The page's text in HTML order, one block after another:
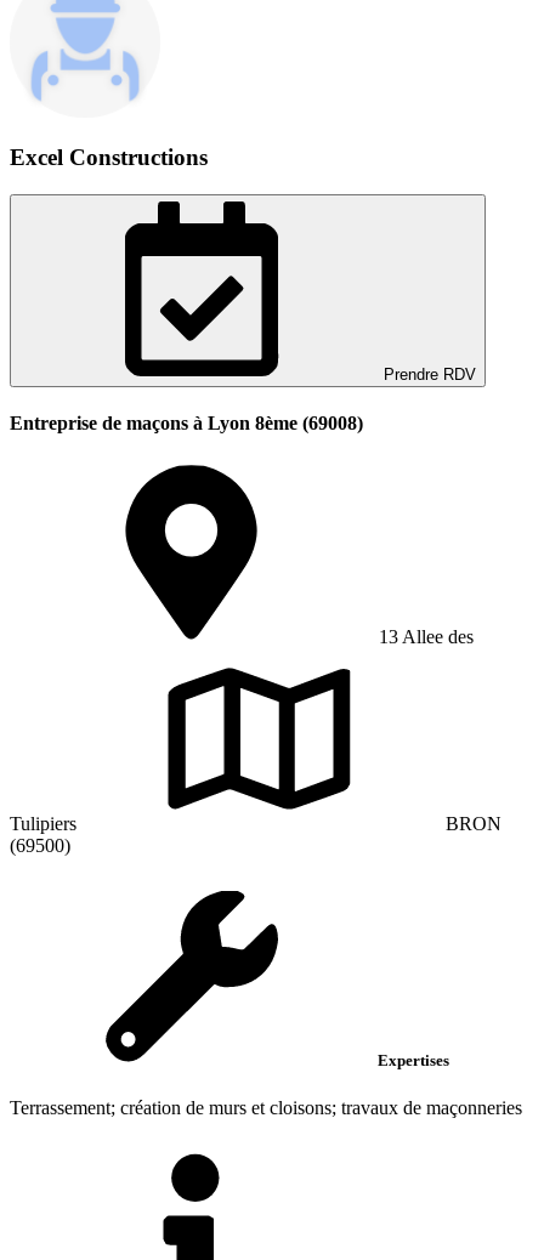
Excel Constructions
Prendre RDV
Entreprise de maçons à Lyon 8ème (69008)
13 Allee des
Tulipiers
BRON
(69500)
Expertises
Terrassement; création de murs et cloisons; travaux de maçonneries